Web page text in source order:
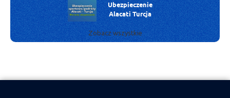
Ubezpieczenie
Alacati Turcja
Zobacz wszystkie